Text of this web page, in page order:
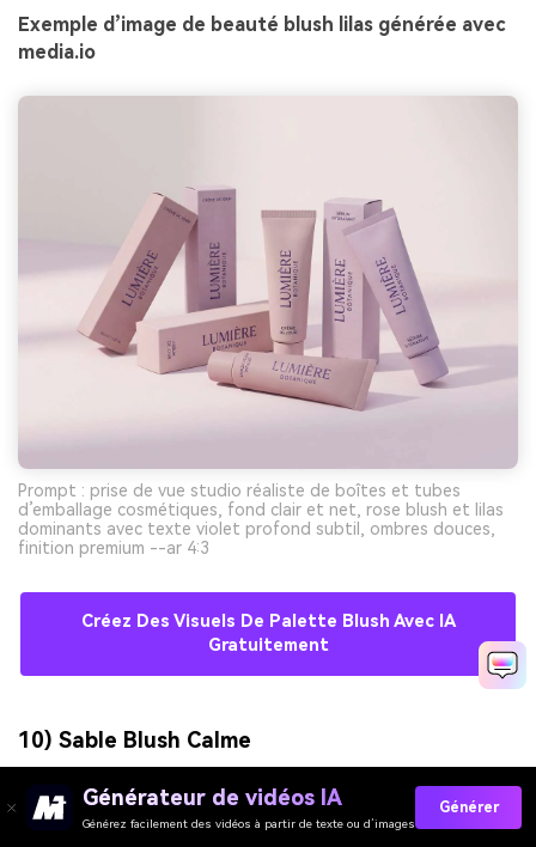
Exemple d’image de beauté blush lilas générée avec
media.io
Prompt : prise de vue studio réaliste de boîtes et tubes
d’emballage cosmétiques, fond clair et net, rose blush et lilas
dominants avec texte violet profond subtil, ombres douces,
finition premium --ar 4:3
Créez Des Visuels De Palette Blush Avec IA
Gratuitement
10) Sable Blush Calme
Générateur de vidéos IA
Générez facilement des vidéos à partir de texte ou d’images
Générer